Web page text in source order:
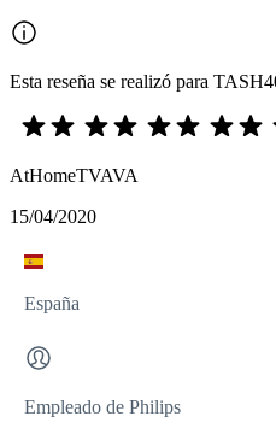
Esta reseña se realizó para
AtHomeTVAVA
15/04/2020
España
Empleado de Philips